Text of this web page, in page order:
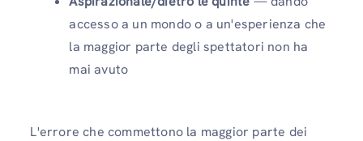
accesso a un mondo o a un'esperienza che
la maggior parte degli spettatori non ha
mai avuto
L'errore che commettono la maggior parte dei